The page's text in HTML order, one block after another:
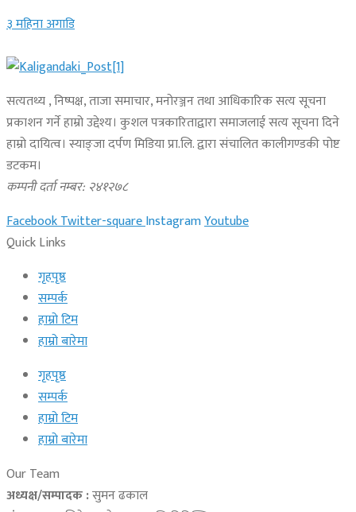
३ महिना अगाडि
सत्यतथ्य , निष्पक्ष, ताजा समाचार, मनोरञ्जन तथा आधिकारिक सत्य सूचना
प्रकाशन गर्ने हाम्रो उद्देश्य। कुशल पत्रकारिताद्वारा समाजलाई सत्य सूचना दिने
हाम्रो दायित्व। स्याङ्जा दर्पण मिडिया प्रा.लि. द्वारा संचालित कालीगण्डकी पोष्ट
डटकम।
कम्पनी दर्ता नम्बर: २४१२७८
FacebookTwitter-squareInstagramYoutube
Quick Links
गृहपृष्ठ
सम्पर्क
हाम्रो टिम
हाम्रो बारेमा
गृहपृष्ठ
सम्पर्क
हाम्रो टिम
हाम्रो बारेमा
Our Team
अध्यक्ष/सम्पादक :सुमन ढकाल